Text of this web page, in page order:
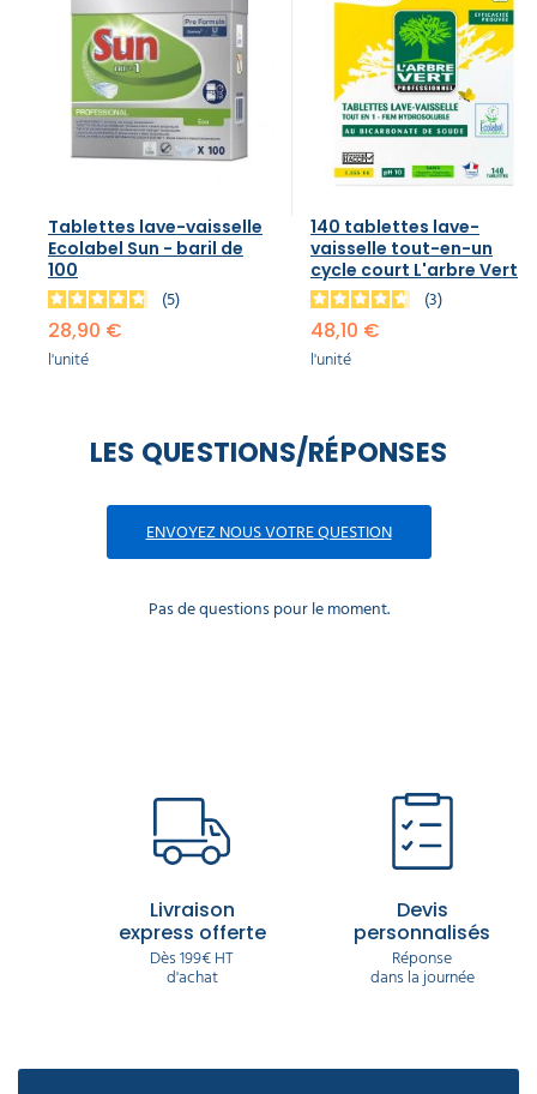
Tablettes lave-vaisselle
Ecolabel Sun - baril de
100
5
28,90 €
l'unité
140 tablettes lave-
vaisselle tout-en-un
cycle court L'arbre Vert
3
48,10 €
l'unité
LES QUESTIONS/RÉPONSES
ENVOYEZ NOUS VOTRE QUESTION
Pas de questions pour le moment.
Livraison
express offerte
Dès 199€ HT
d'achat
Devis
personnalisés
Réponse
dans la journée